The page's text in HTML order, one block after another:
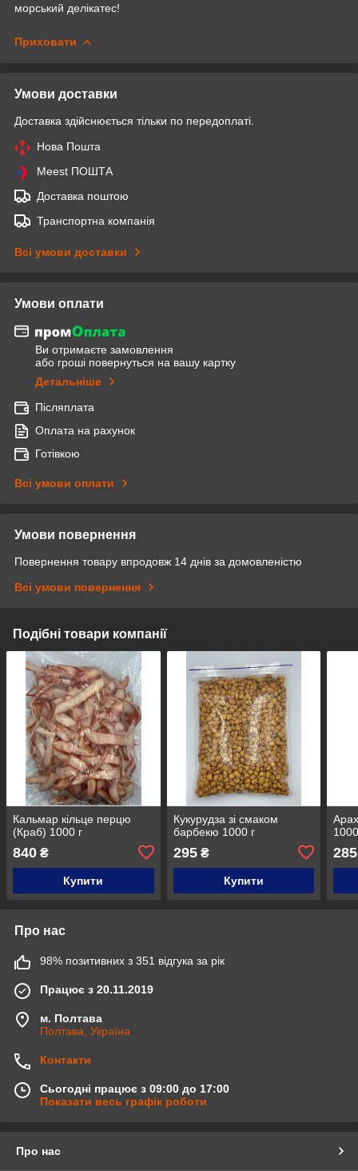
морський делікатес!
Приховати
Умови доставки
Доставка здійснюється тільки по передоплаті.
Нова Пошта
Meest ПОШТА
Доставка поштою
Транспортна компанія
Всі умови доставки
Умови оплати
Ви отримаєте замовлення
або гроші повернуться на вашу картку
Детальніше
Післяплата
Оплата на рахунок
Готівкою
Всі умови оплати
Умови повернення
Повернення товару впродовж 14 днів за домовленістю
Всі умови повернення
Подібні товари компанії
Кальмар кільце перцю
(Краб) 1000 г
840 ₴
Купити
Кукурудза зі смаком
барбекю 1000 г
295₴
Купити
285
Про нас
98% позитивних з 351 відгука за рік
Працює з 20.11.2019
м. Полтава
Полтава, Україна
Контакти
Сьогодні працює з 09:00 до 17:00
Показати весь графік роботи
Про нас